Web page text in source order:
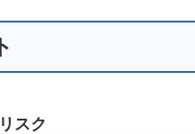
スク